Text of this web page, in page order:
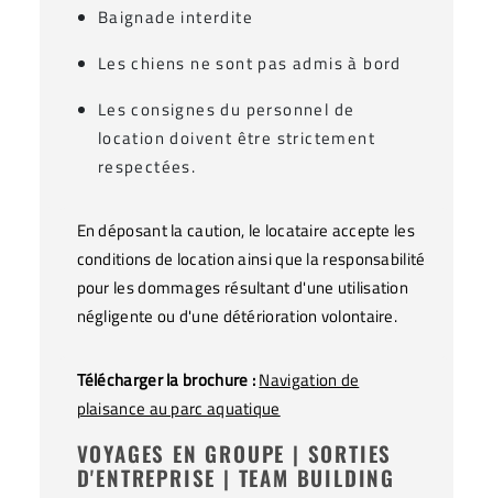
Baignade interdite
Les chiens ne sont pas admis à bord
Les consignes du personnel de
location doivent être strictement
respectées.
En déposant la caution, le locataire accepte les
conditions de location ainsi que la responsabilité
pour les dommages résultant d'une utilisation
négligente ou d'une détérioration volontaire.
Télécharger la brochure :Navigation de
plaisance au parc aquatique
VOYAGES EN GROUPE | SORTIES
D'ENTREPRISE | TEAM BUILDING